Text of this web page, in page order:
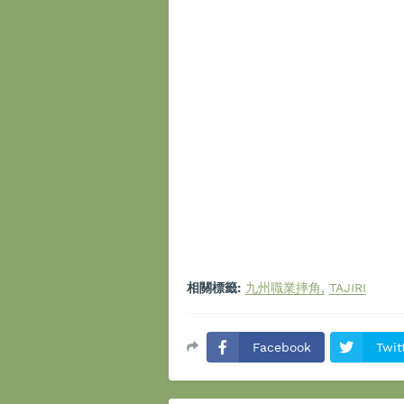
相關標籤: 九州職業摔角 TAJIRI
Facebook